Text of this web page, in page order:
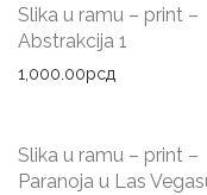
Slika u ramu – print –
Abstrakcija 1
1,000.00рсд
Slika u ramu – print –
Paranoja u Las